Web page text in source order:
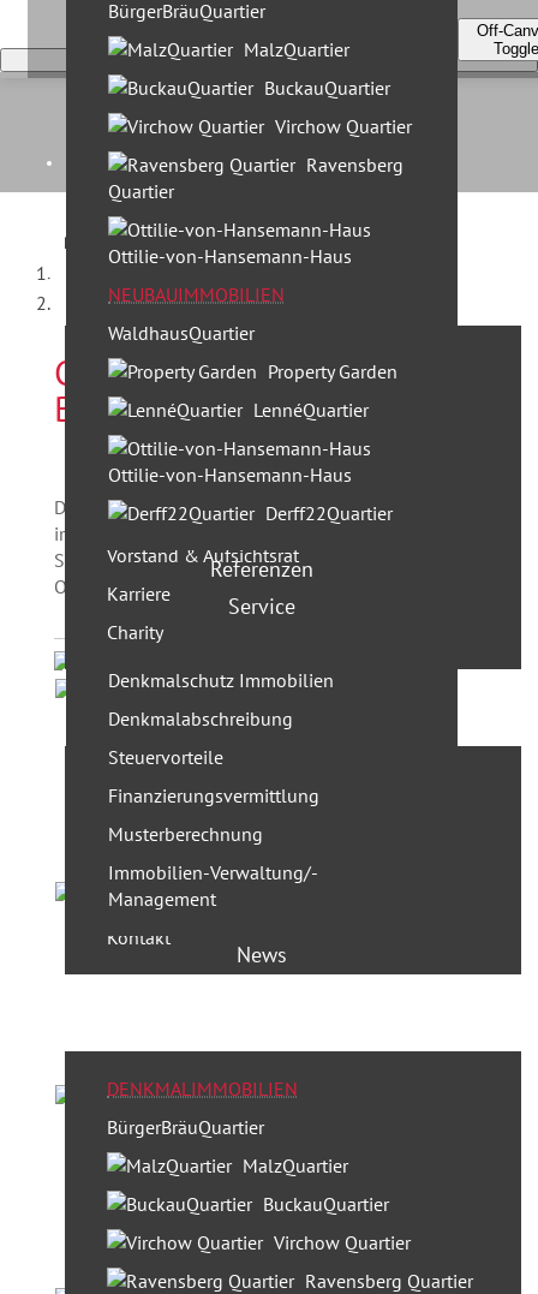
Home
Leistungen
30 Jahre Profi Partner
Standorte & Team
Team Berlin
Team München
Vorstand & Aufsichtsrat
Karriere
Charity
Leistungen
Team
Geschäftsführer
Projekte
Kontakt
DENKMALIMMOBILIEN
BürgerBräuQuartier
MalzQuartier
BuckauQuartier
Virchow Quartier
Ravensberg Quartier
BürgerBräuQuartier
MalzQuartier
BuckauQuartier
Virchow Quartier
Ravensberg
Quartier
Ottilie-von-Hansemann-Haus
NEUBAUIMMOBILIEN
WaldhausQuartier
Property Garden
LennéQuartier
Ottilie-von-Hansemann-Haus
Derff22Quartier
Referenzen
Service
Denkmalschutz Immobilien
Denkmalabschreibung
Steuervorteile
Finanzierungsvermittlung
Musterberechnung
Immobilien-Verwaltung/-
Management
News
Off-
Toggle
Christinenstraße, Berlin
Christinenstraße 33 in
Berlin
Das feine Gebäude gehört zu einem der schönsten
im Berliner Prenzlauer Berg, es liegt im
Sanierungsgebiet Teutoburger Platz - einer grünen
Oase im beliebten Kiez.